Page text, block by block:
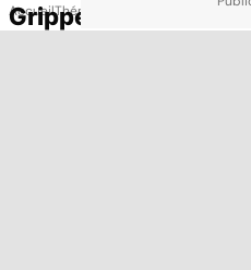
AccueilThématiques
Grippe H5N1